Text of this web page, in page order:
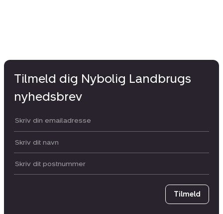
Tilmeld dig Nybolig Landbrugs
nyhedsbrev
Din email:
Dit navn:
Postnummer
Tilmeld